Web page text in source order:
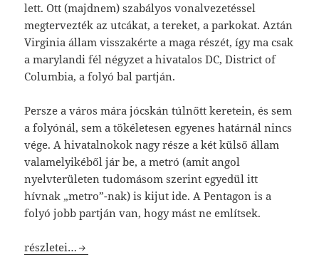
lett. Ott (majdnem) szabályos vonalvezetéssel
megtervezték az utcákat, a tereket, a parkokat. Aztán
Virginia állam visszakérte a maga részét, így ma csak
a marylandi fél négyzet a hivatalos DC, District of
Columbia, a folyó bal partján.
Persze a város mára jócskán túlnőtt keretein, és sem
a folyónál, sem a tökéletesen egyenes határnál nincs
vége. A hivatalnokok nagy része a két külső állam
valamelyikéből jár be, a metró (amit angol
nyelvterületen tudomásom szerint egyedül itt
hívnak „metro”-nak) is kijut ide. A Pentagon is a
folyó jobb partján van, hogy mást ne említsek.
Washington, DC
részletei…